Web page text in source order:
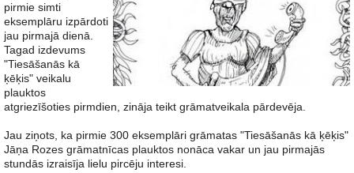
pirmie simti
eksemplāru izpārdoti
jau pirmajā dienā.
Tagad izdevums
"Tiesāšanās kā
ķēķis" veikalu
plauktos
atgriezīšoties pirmdien, zināja teikt grāmatveikala pārdevēja.
Jau ziņots, ka pirmie 300 eksemplāri grāmatas "Tiesāšanās kā ķēķis"
Jāņa Rozes grāmatnīcas plauktos nonāca vakar un jau pirmajās
stundās izraisīja lielu pircēju interesi.